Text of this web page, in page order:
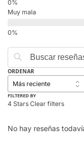
Muy mala
ORDENAR
FILTERED BY
4 Stars Clear filters
No hay reseñas